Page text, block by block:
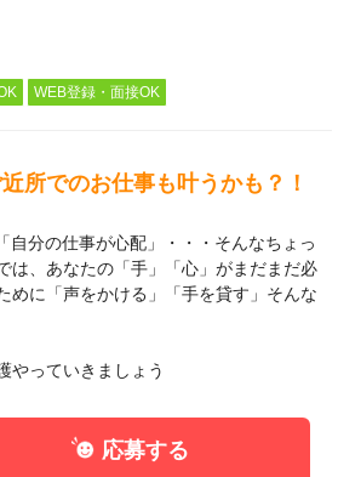
WEB登録・面接OK
所でのお仕事も叶うかも？！
自分の仕事が心配」・・・そんなちょっ
は、あなたの「手」「心」がまだまだ必
めに「声をかける」「手を貸す」そんな
やっていきましょう
応募する